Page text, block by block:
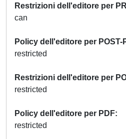
Restrizioni dell'editore per
Policy dell'editore per POST-
Restrizioni dell'editore per
Policy dell'editore per PDF